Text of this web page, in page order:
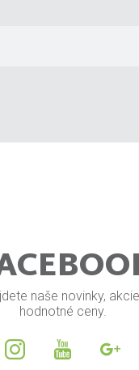
naše novinky,
hodnotné ceny.